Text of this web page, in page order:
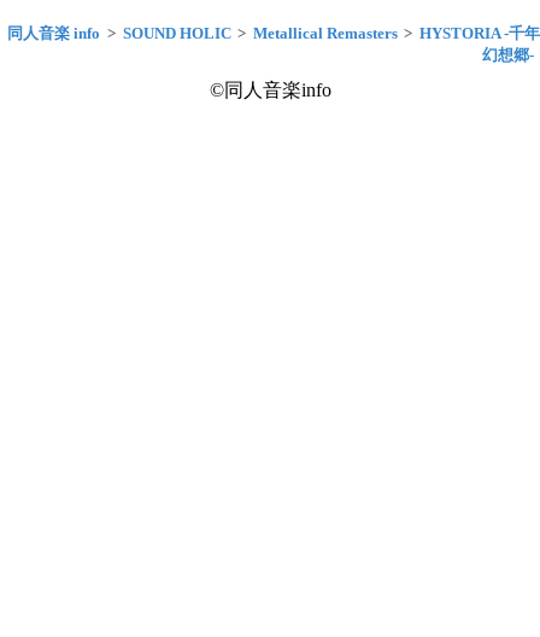
同人音楽 info SOUND HOLIC Metallical Remasters
HYSTORIA -千年
幻想郷-
©同人音楽info